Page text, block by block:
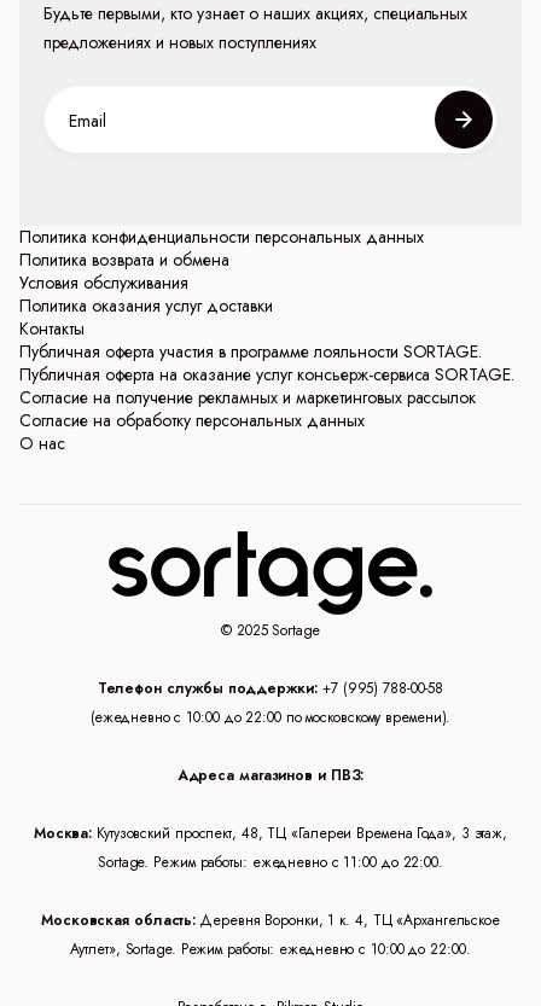
Политика конфиденциальности персональных данных
Политика возврата и обмена
Условия обслуживания
Политика оказания услуг доставки
Контакты
Публичная оферта участия в программе лояльности SORTAGE.
Публичная оферта на оказание услуг консьерж-сервиса SORTAGE.
Согласие на получение рекламных и маркетинговых рассылок
Согласие на обработку персональных данных
О нас
Будьте первыми, кто узнает о наших акциях, специальных
предложениях и новых поступлениях
© 2025 Sortage
Телефон службы поддержки: +7 (995) 788-00-58
(ежедневно с 10:00 до 22:00 по московскому времени).
Адреса магазинов и ПВЗ:
Москва: Кутузовский проспект, 48, ТЦ «Галереи Времена Года», 3 этаж,
Sortage. Режим работы: ежедневно с 11:00 до 22:00.
Московская область: Деревня Воронки, 1 к. 4, ТЦ «Архангельское
Аутлет», Sortage. Режим работы: ежедневно с 10:00 до 22:00.